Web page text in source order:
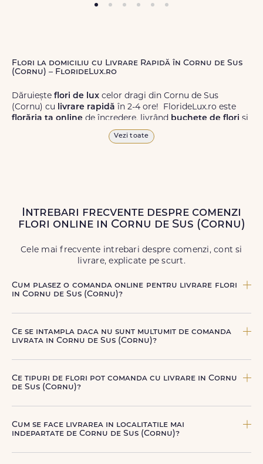
Flori la domiciliu cu Livrare Rapidă în Cornu de Sus
(Cornu) – FlorideLux.ro
Dăruiește flori de lux celor dragi din Cornu de Sus
(Cornu) cu livrare rapidă în 2-4 ore! FlorideLux.ro este
florăria ta online de încredere, livrând buchete de flori și
de calitate superioară în Cornu de
Sus (Cornu) și în toată România.
Livrăm buchete de florichiar și în weekend , pentru ca tu
Vezi toate
Intrebari frecvente despre comenzi
flori online in Cornu de Sus (Cornu)
Cele mai frecvente intrebari despre comenzi, cont si
livrare, explicate pe scurt.
Cum plasez o comanda online pentru livrare flori
in Cornu de Sus (Cornu)?
produsul dorit, data si intervalul de livrare si adresa din
Cornu de Sus (Cornu). sau poti plasa comanda telefonic, la
Ce se intampla daca nu sunt multumit de comanda
livrata in Cornu de Sus (Cornu)?
astfel incat poti comanda fara griji.
Ce tipuri de flori pot comanda cu livrare in Cornu
de Sus (Cornu)?
aniversari, onomastici, sarbatori, evenimente speciale sau
gesturi spontane, toate create din flori naturale proaspete.
Cum se face livrarea in localitatile mai
indepartate de Cornu de Sus (Cornu)?